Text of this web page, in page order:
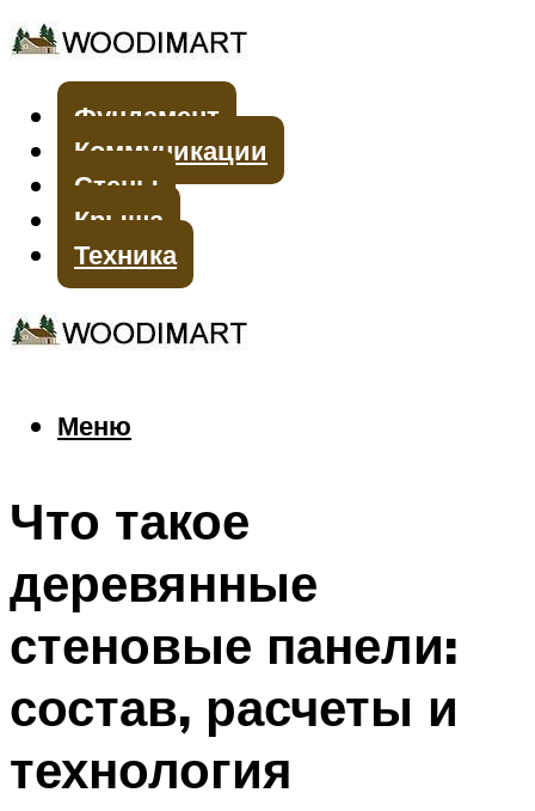
Фундамент
Коммуникации
Стены
Крыша
Техника
Меню
Меню
Что такое
деревянные
стеновые панели:
состав, расчеты и
технология